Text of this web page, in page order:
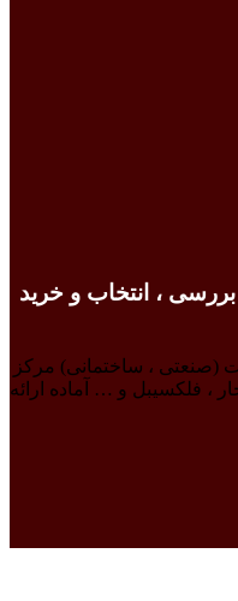
بررسی ، انتخاب و خرید
(صنعتی ، ساختمانی) مرکز
، فلکسیبل و … آماده ارائه